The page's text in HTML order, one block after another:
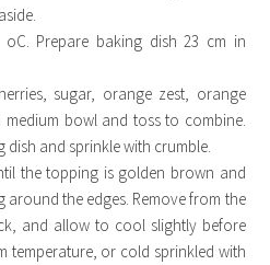
Prepare baking dish 23 cm in
sugar, orange zest, orange
bowl and toss to combine.
and sprinkle with crumble.
the topping is golden brown and
around the edges. Remove from the
and allow to cool slightly before
temperature, or cold sprinkled with